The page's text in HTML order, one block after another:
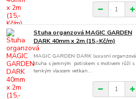
Stuha organzová MAGIC GARDEN
DARK 40mm x 2m (15,-Kč/m)
MAGIC GARDEN DARK luxusní organzová
stuha s jemným potiskem s motivem růží s
tenkým vlascem vetkan...